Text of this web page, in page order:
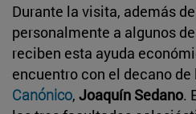
Durante la visita, además
personalmente a algunos
reciben esta ayuda
encuentro con el decano de
Canónico, Joaquín Sedano.